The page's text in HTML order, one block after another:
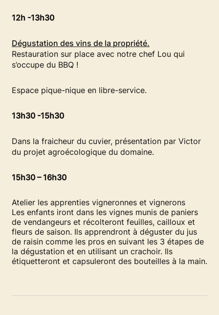
12h -13h30
Dégustation des vins de la propriété.
Restauration sur place avec notre chef Lou qui
s’occupe du BBQ !
Espace pique-nique en libre-service.
13h30 -15h30
Dans la fraicheur du cuvier, présentation par Victor
du projet agroécologique du domaine.
15h30 – 16h30
Atelier les apprenties vigneronnes et vignerons
Les enfants iront dans les vignes munis de paniers
de vendangeurs et récolteront feuilles, cailloux et
fleurs de saison. Ils apprendront à déguster du jus
de raisin comme les pros en suivant les 3 étapes de
la dégustation et en utilisant un crachoir. Ils
étiquetteront et capsuleront des bouteilles à la main.